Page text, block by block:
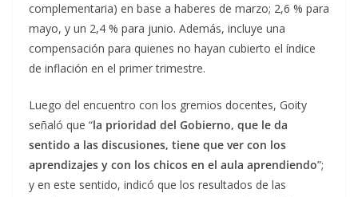
complementaria) en base a haberes de marzo; 2,6 % para
mayo, y un 2,4 % para junio. Además, incluye una
compensación para quienes no hayan cubierto el índice
de inflación en el primer trimestre.
Luego del encuentro con los gremios docentes, Goity
señaló que “la prioridad del Gobierno, que le da
sentido a las discusiones, tiene que ver con los
aprendizajes y con los chicos en el aula aprendiendo”;
y en este sentido, indicó que los resultados de las